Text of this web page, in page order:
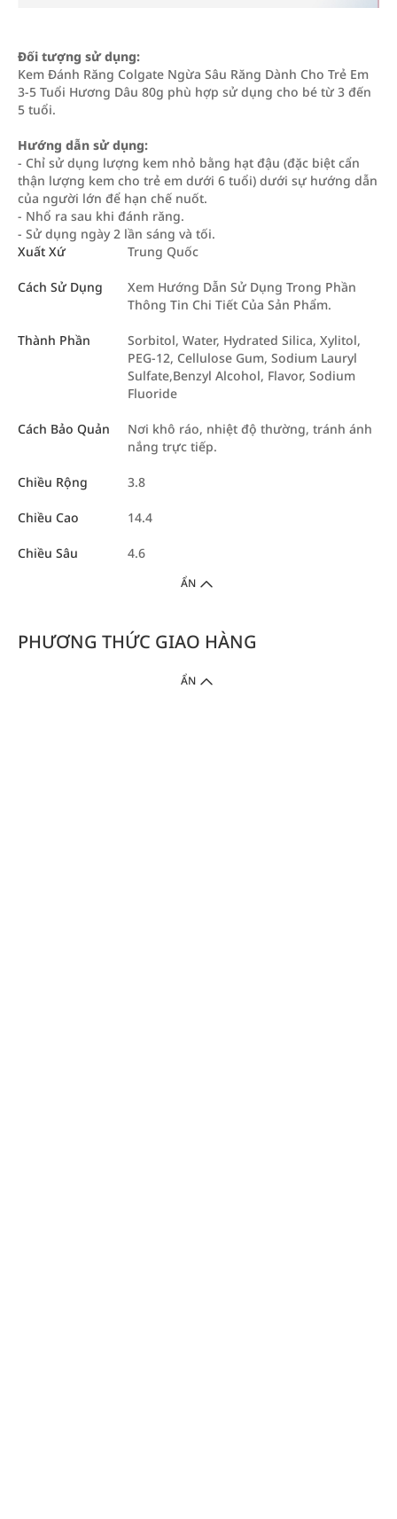
Đối tượng sử dụng:
Kem Đánh Răng Colgate Ngừa Sâu Răng Dành Cho Trẻ Em
3-5 Tuổi Hương Dâu 80g phù hợp sử dụng cho bé từ 3 đến
5 tuổi.
Hướng dẫn sử dụng:
- Chỉ sử dụng lượng kem nhỏ bằng hạt đậu (đặc biệt cẩn
thận lượng kem cho trẻ em dưới 6 tuổi) dưới sự hướng dẫn
của người lớn để hạn chế nuốt.
- Nhổ ra sau khi đánh răng.
- Sử dụng ngày 2 lần sáng và tối.
Xuất Xứ
Trung Quốc
Cách Sử Dụng
Xem Hướng Dẫn Sử Dụng Trong Phần
Thông Tin Chi Tiết Của Sản Phẩm.
Thành Phần
Sorbitol, Water, Hydrated Silica, Xylitol,
PEG-12, Cellulose Gum, Sodium Lauryl
Sulfate,Benzyl Alcohol, Flavor, Sodium
Fluoride
Cách Bảo Quản
Nơi khô ráo, nhiệt độ thường, tránh ánh
nắng trực tiếp.
Chiều Rộng 3.8
Chiều Cao 14.4
Chiều Sâu 4.6
ẨN
PHƯƠNG THỨC GIAO HÀNG
ẨN